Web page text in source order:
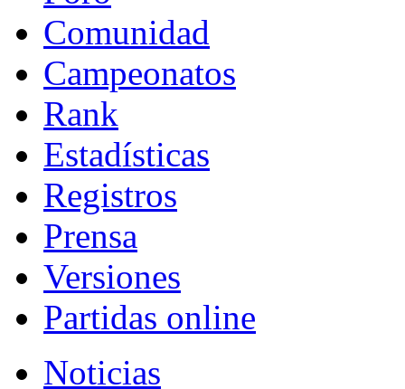
Comunidad
Campeonatos
Rank
Estadísticas
Registros
Prensa
Versiones
Partidas online
Noticias